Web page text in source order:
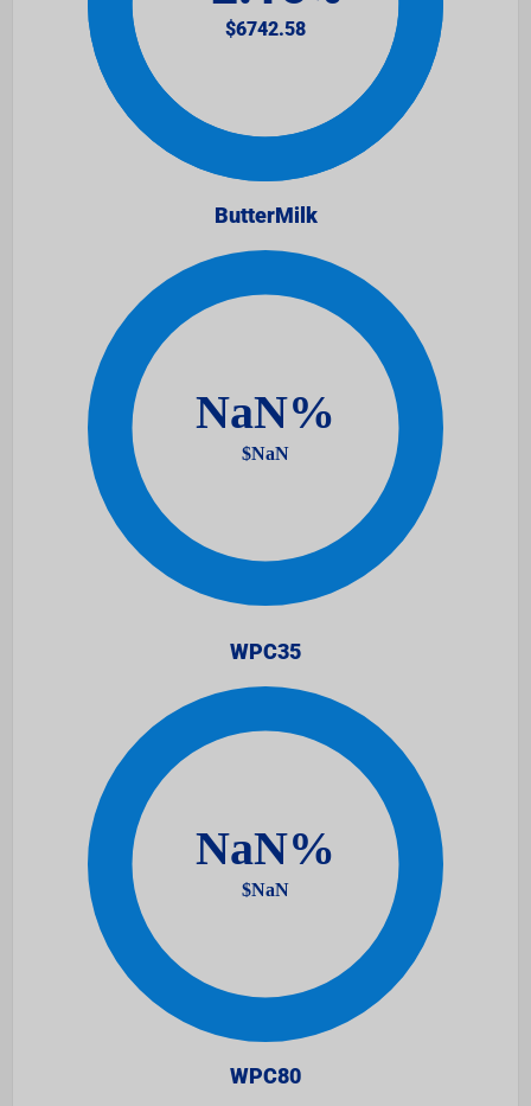
ButterMilk
WPC35
WPC80